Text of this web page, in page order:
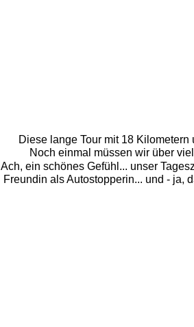
Diese lange Tour mit 18
Noch einmal müssen wir über
Ach, ein schönes Gefühl... unser
Freundin als Autostopperin... und - ja,